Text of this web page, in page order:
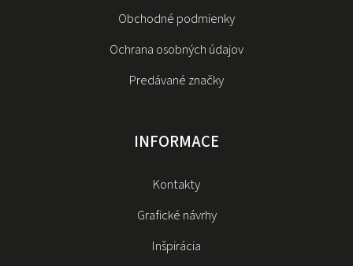
Obchodné podmienky
Ochrana osobných údajov
Predávané značky
INFORMACE
Kontakty
Grafické návrhy
Inšpirácia